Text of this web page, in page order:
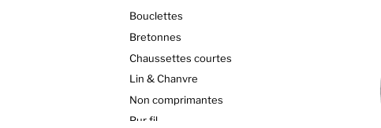
Bouclettes
Bretonnes
Chaussettes courtes
Lin & Chanvre
Non comprimantes
Pur fil